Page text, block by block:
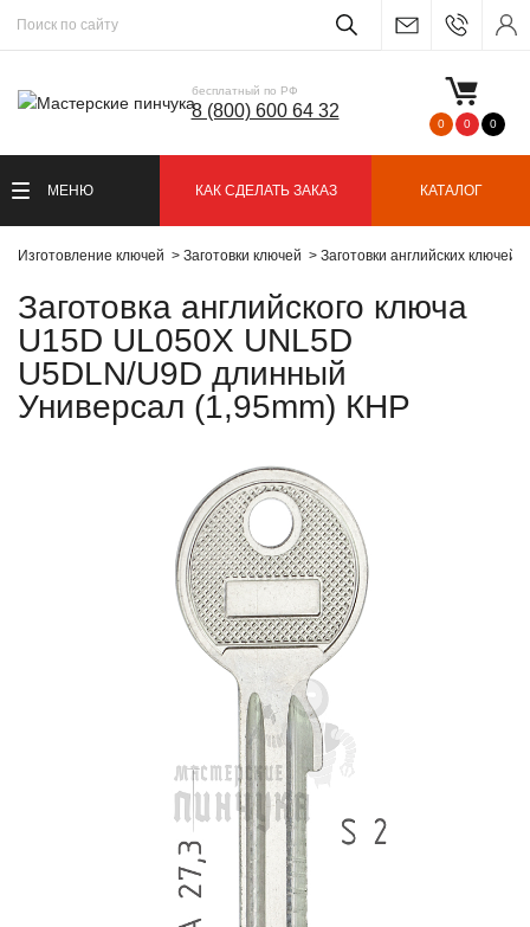
бесплатный по РФ
8 (800) 600 64 32
0 0 0
МЕНЮ КАК СДЕЛАТЬ ЗАКАЗ КАТАЛОГ
Изготовление ключей Заготовки ключей Заготовки английских ключей
Заготовка английского ключа
U15D UL050X UNL5D
U5DLN/U9D длинный
Универсал (1,95mm) КНР